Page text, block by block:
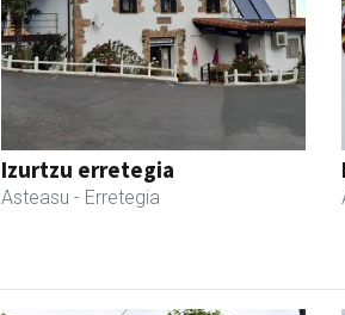
Izurtzu erretegia
Asteasu - Erretegia